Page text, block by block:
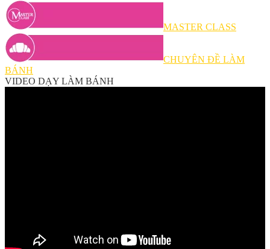
MASTER CLASS
CHUYÊN ĐỀ LÀM
BÁNH
VIDEO DẠY LÀM BÁNH